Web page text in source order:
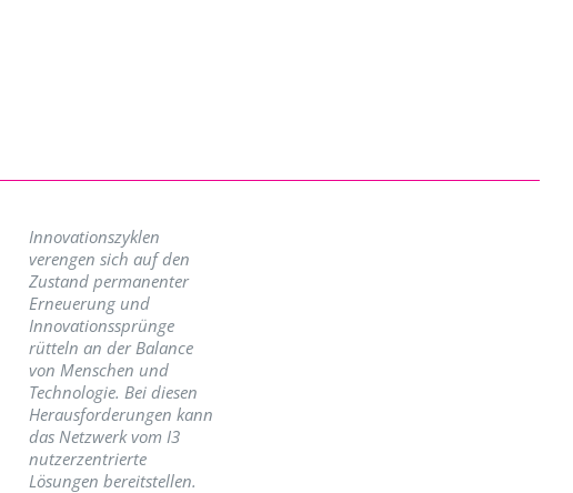
Innovationszyklen
verengen sich auf den
Zustand permanenter
Erneuerung und
Innovationssprünge
rütteln an der Balance
von Menschen und
Technologie. Bei diesen
Herausforderungen kann
das Netzwerk vom I3
nutzerzentrierte
Lösungen bereitstellen.